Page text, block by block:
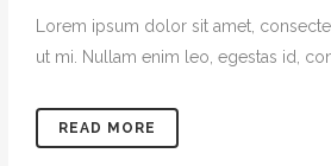
Lorem ipsum dolor sit amet,
ut mi. Nullam enim leo, egestas id,
READ MORE